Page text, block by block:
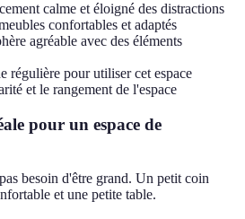
calme et éloigné des distractions
confortables et adaptés
agréable avec des éléments
régulière pour utiliser cet espace
et le rangement de l'espace
pour un espace de
besoin d'être grand. Un petit coin
et une petite table.